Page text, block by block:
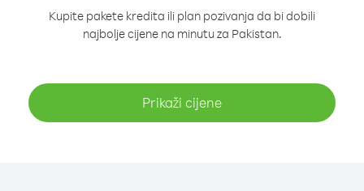
Kupite pakete kredita ili plan pozivanja da bi dobili
najbolje cijene na minutu za Pakistan.
Prikaži cijene